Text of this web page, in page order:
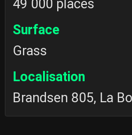
49 000 places
Surface
Grass
Localisation
Brandsen 805, La